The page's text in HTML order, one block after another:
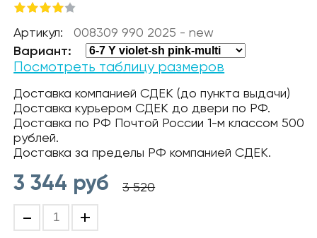
Артикул: 008309 990 2025 - new
Вариант:
Посмотреть таблицу размеров
Доставка компанией СДЕК (до пункта выдачи)
Доставка курьером СДЕК до двери по РФ.
Доставка по РФ Почтой России 1-м классом 500
рублей.
Доставка за пределы РФ компанией СДЕК.
3 344 руб 3 520
- +